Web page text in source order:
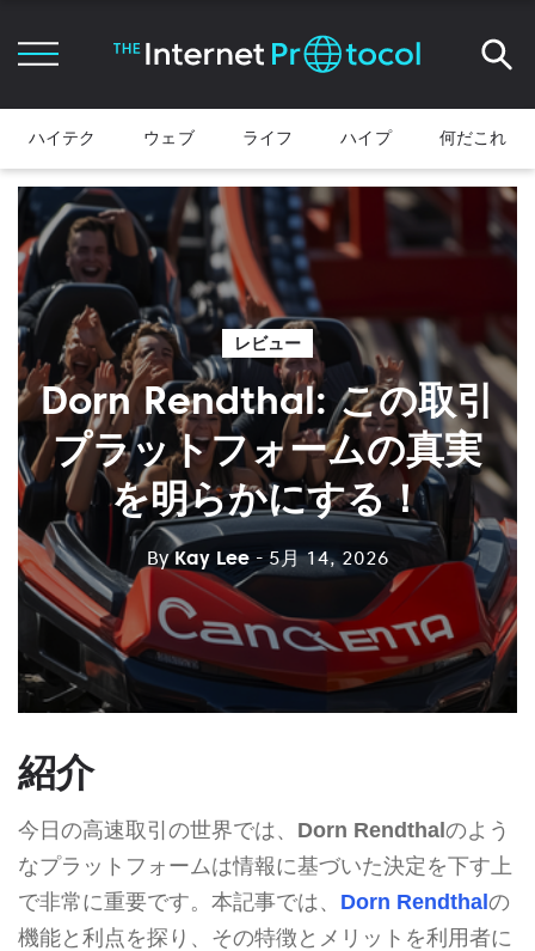
ハイテク ウェブ ライフ ハイプ 何だこれ
レビュー
Dorn Rendthal: この取引
プラットフォームの真実
を明らかにする！
ByKay Lee - 5月 14, 2026
紹介
今日の高速取引の世界では、 Dorn Rendthalのよう
なプラットフォームは情報に基づいた決定を下す上
で非常に重要です。本記事では、 Dorn Rendthalの
機能と利点を探り、その特徴とメリットを利用者に